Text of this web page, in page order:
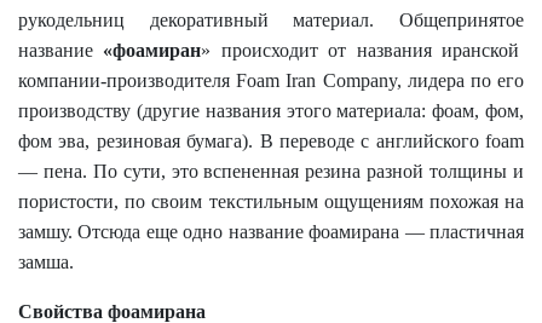
рукодельниц декоративный материал. Общепринятое
название «фоамиран» происходит от названия иранской
компании-производителя Foam Iran Company, лидера по его
производству (другие названия этого материала: фоам, фом,
фом эва, резиновая бумага). В переводе с английского foam
— пена. По сути, это вспененная резина разной толщины и
пористости, по своим текстильным ощущениям похожая на
замшу. Отсюда еще одно название фоамирана — пластичная
замша.
Свойства фоамирана